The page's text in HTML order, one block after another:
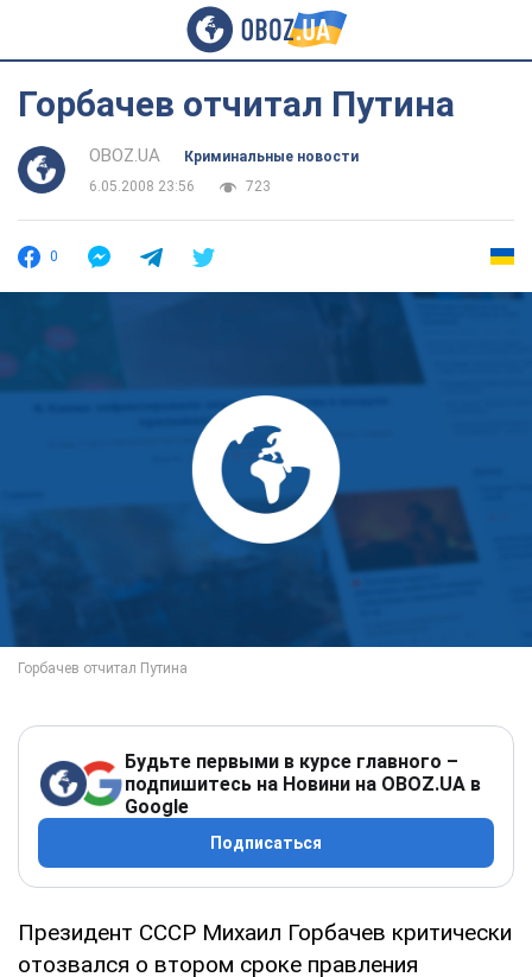
Горбачев отчитал Путина
OBOZ.UA
Криминальные новости
6.05.2008 23:56
723
0
Будьте первыми в курсе главного –
подпишитесь на Новини на OBOZ.UA в
Google
Подписаться
Президент СССР Михаил Горбачев критически
отозвался о втором сроке правления